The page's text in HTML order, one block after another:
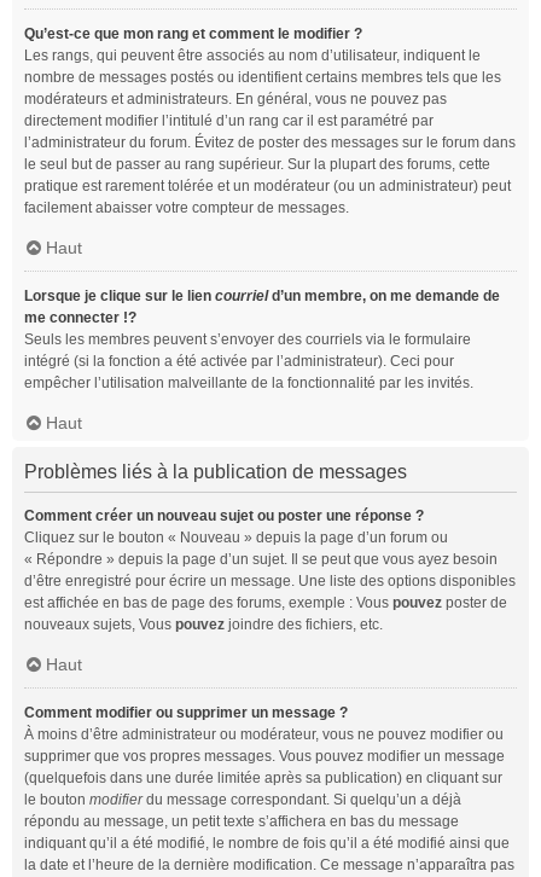
Qu’est-ce que mon rang et comment le modifier ?
Les rangs, qui peuvent être associés au nom d’utilisateur, indiquent le
nombre de messages postés ou identifient certains membres tels que les
modérateurs et administrateurs. En général, vous ne pouvez pas
directement modifier l’intitulé d’un rang car il est paramétré par
l’administrateur du forum. Évitez de poster des messages sur le forum dans
le seul but de passer au rang supérieur. Sur la plupart des forums, cette
pratique est rarement tolérée et un modérateur (ou un administrateur) peut
facilement abaisser votre compteur de messages.
Haut
Lorsque je clique sur le lien courrield’un membre, on me demande de
me connecter !?
Seuls les membres peuvent s’envoyer des courriels via le formulaire
intégré (si la fonction a été activée par l’administrateur). Ceci pour
empêcher l’utilisation malveillante de la fonctionnalité par les invités.
Haut
Problèmes liés à la publication de messages
Comment créer un nouveau sujet ou poster une réponse ?
Cliquez sur le bouton « Nouveau » depuis la page d’un forum ou
« Répondre » depuis la page d’un sujet. Il se peut que vous ayez besoin
d’être enregistré pour écrire un message. Une liste des options disponibles
est affichée en bas de page des forums, exemple : Vous pouvez poster de
nouveaux sujets, Vous pouvez joindre des fichiers, etc.
Haut
Comment modifier ou supprimer un message ?
À moins d’être administrateur ou modérateur, vous ne pouvez modifier ou
supprimer que vos propres messages. Vous pouvez modifier un message
(quelquefois dans une durée limitée après sa publication) en cliquant sur
le bouton modifierdu message correspondant. Si quelqu’un a déjà
répondu au message, un petit texte s’affichera en bas du message
indiquant qu’il a été modifié, le nombre de fois qu’il a été modifié ainsi que
la date et l’heure de la dernière modification. Ce message n’apparaîtra pas